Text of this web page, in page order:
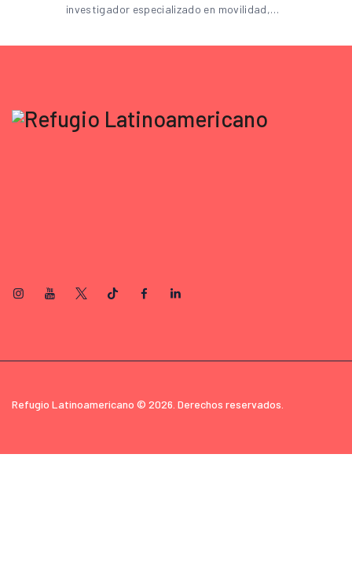
investigador especializado en movilidad,…
Refugio Latinoamericano © 2026. Derechos reservados.